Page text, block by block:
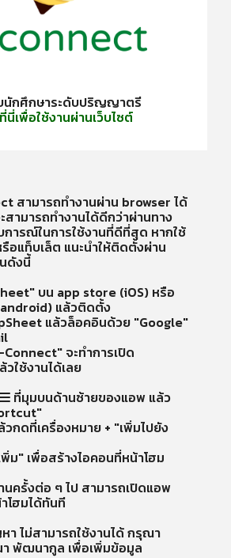
นักศึกษาระดับปริญญาตรี
นี่เพื่อใช้งานผ่านเว็บไซต์
สามารถทำงานผ่าน browser ได้
สามารถทำงานได้ดีกว่าผ่านทาง
ารณ์ในการใช้งานที่ดีที่สุด หากใช้
อแท็บเล็ต แนะนำให้ติดตั้งผ่าน
ดังนี้
บน app store (iOS) หรือ
แล้วติดตั้ง
แล้วล็อคอินด้วย "Google"
จะทำการเปิด
ใช้งานได้เลย
ที่มุมบนด้านซ้ายของแอพ แล้ว
วกดที่เครื่องหมาย + "เพิ่มไปยัง
ม" เพื่อสร้างไอคอนที่หน้าโฮม
นครั้งต่อ ๆ ไป สามารถเปิดแอพ
โฮมได้ทันที
ไม่สามารถใช้งานได้ กรุณา
พัฒนากูล เพื่อเพิ่มข้อมูล